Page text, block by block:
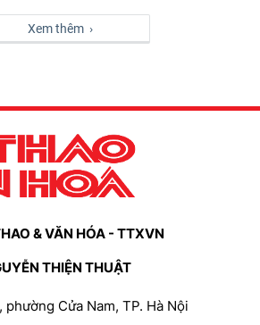
Xem thêm ›
& VĂN HÓA - TTXVN
THIỆN THUẬT
phường Cửa Nam, TP. Hà Nội